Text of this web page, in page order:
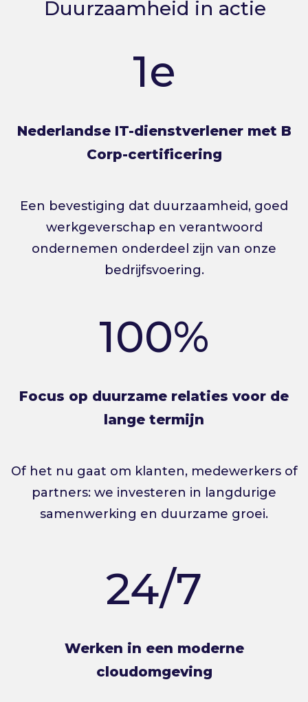
Duurzaamheid in actie
1e
Nederlandse IT-dienstverlener met B
Corp-certificering
Een bevestiging dat duurzaamheid, goed
werkgeverschap en verantwoord
ondernemen onderdeel zijn van onze
bedrijfsvoering.
100%
Focus op duurzame relaties voor de
lange termijn
Of het nu gaat om klanten, medewerkers of
partners: we investeren in langdurige
samenwerking en duurzame groei.
24/7
Werken in een moderne
cloudomgeving